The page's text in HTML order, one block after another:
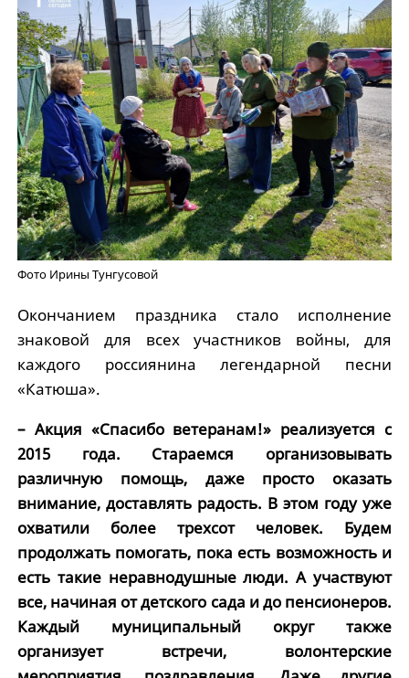
Фото Ирины Тунгусовой
Окончанием праздника стало исполнение
знаковой для всех участников войны, для
каждого россиянина легендарной песни
«Катюша».
– Акция «Спасибо ветеранам!» реализуется с
2015 года. Стараемся организовывать
различную помощь, даже просто оказать
внимание, доставлять радость. В этом году уже
охватили более трехсот человек. Будем
продолжать помогать, пока есть возможность и
есть такие неравнодушные люди. А участвуют
все, начиная от детского сада и до пенсионеров.
Каждый муниципальный округ также
организует встречи, волонтерские